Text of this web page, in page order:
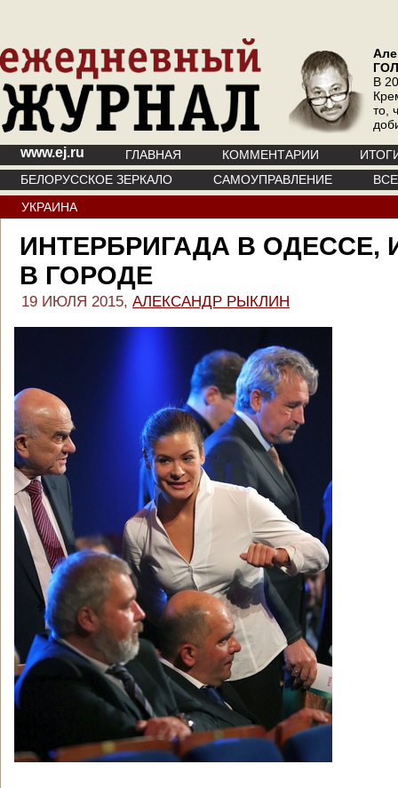
В
то,
www.ej.ru ГЛАВНАЯ КОММЕНТАРИИ
БЕЛОРУССКОЕ ЗЕРКАЛО
САМОУПРАВЛЕНИЕ
УКРАИНА
ИНТЕРБРИГАДА В ОДЕССЕ,
В ГОРОДЕ
19 ИЮЛЯ 2015, АЛЕКСАНДР РЫКЛИН